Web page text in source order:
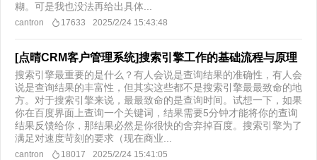
糊。可是我也没法再给出具体...
cantron 17633 2025/2/24 15:43:48
[点晴CRM客户管理系统]搜索引擎工作的基础流程与原理
搜索引擎最重要的是什么？有人会说是查询结果的准确性，有人会
说是查询结果的丰富性，但其实这些都不是搜索引擎最最致命的地
方。对于搜索引擎来说，最最致命的是查询时间。试想一下，如果
你在百度界面上查询一个关键词，结果需要5分钟才能将你的查询
结果反馈给你，那结果必然是你很快的舍弃掉百度。搜索引擎为了
满足对速度苛刻的要求（现在商业...
cantron 18017 2025/2/24 15:41:05